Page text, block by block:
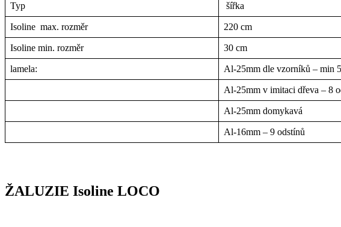
Typ šířka
Isoline max. rozměr 220 cm
Isoline min. rozměr 30 cm
lamela: Al-25mm dle vzorníků – min
Al-25mm v imitaci dřeva – 8
Al-25mm domykavá
Al-16mm – 9 odstínů
ŽALUZIE Isoline LOCO